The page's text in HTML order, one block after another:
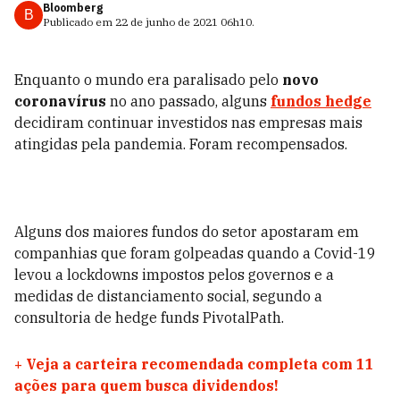
B
Bloomberg
Publicado em 22 de junho de 2021 06h10.
Enquanto o mundo era paralisado pelo novo
coronavírus no ano passado, alguns fundos hedge
decidiram continuar investidos nas empresas mais
atingidas pela pandemia. Foram recompensados.
Alguns dos maiores fundos do setor apostaram em
companhias que foram golpeadas quando a Covid-19
levou a lockdowns impostos pelos governos e a
medidas de distanciamento social, segundo a
consultoria de hedge funds PivotalPath.
+ Veja a carteira recomendada completa com 11
ações para quem busca dividendos!